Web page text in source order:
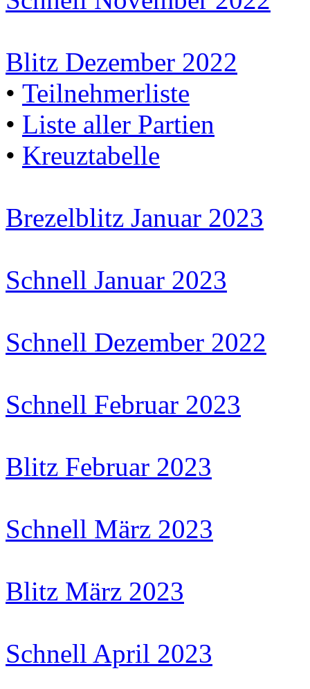
Blitz Dezember 2022
• Teilnehmerliste
• Liste aller Partien
• Kreuztabelle
Brezelblitz Januar 2023
Schnell Januar 2023
Schnell Dezember 2022
Schnell Februar 2023
Blitz Februar 2023
Schnell März 2023
Blitz März 2023
Schnell April 2023